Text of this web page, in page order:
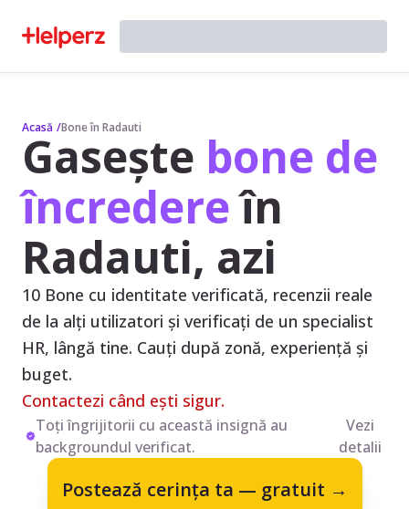
Acasă /Bone în Radauti
Gasește bone de
încredereîn
Radauti, azi
10 Bone cu identitate verificată, recenzii reale
de la alți utilizatori și verificați de un specialist
HR, lângă tine. Cauți după zonă, experiență și
buget.
Contactezi când ești sigur.
Toți îngrijitorii cu această insignă au
backgroundul verificat.
Vezi
detalii
Postează cerința ta — gratuit →